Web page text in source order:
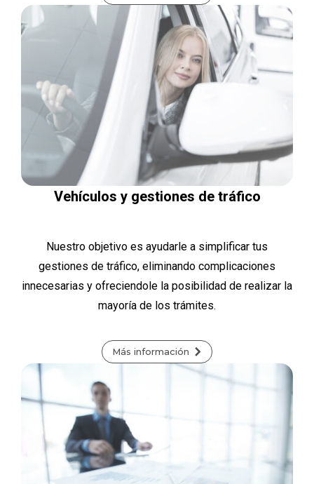
Vehículos y gestiones de tráfico
Nuestro objetivo es ayudarle a simplificar tus
gestiones de tráfico, eliminando complicaciones
innecesarias y ofreciendole la posibilidad de realizar la
mayoría de los trámites.
Más información